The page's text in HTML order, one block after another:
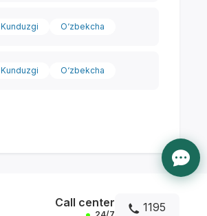
Kunduzgi O‘zbekcha
Kunduzgi O‘zbekcha
Call center
24/7 1195